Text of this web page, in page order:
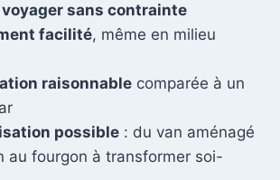
sans contrainte
facilité, même en milieu
raisonnable comparée à un
possible : du van aménagé
au fourgon à transformer soi-